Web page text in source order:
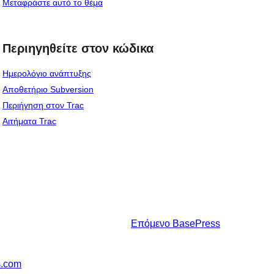
Μεταφράστε αυτό το θέμα
Περιηγηθείτε στον κώδικα
Ημερολόγιο ανάπτυξης
Αποθετήριο Subversion
Περιήγηση στον Trac
Αιτήματα Trac
Επόμενο BasePress